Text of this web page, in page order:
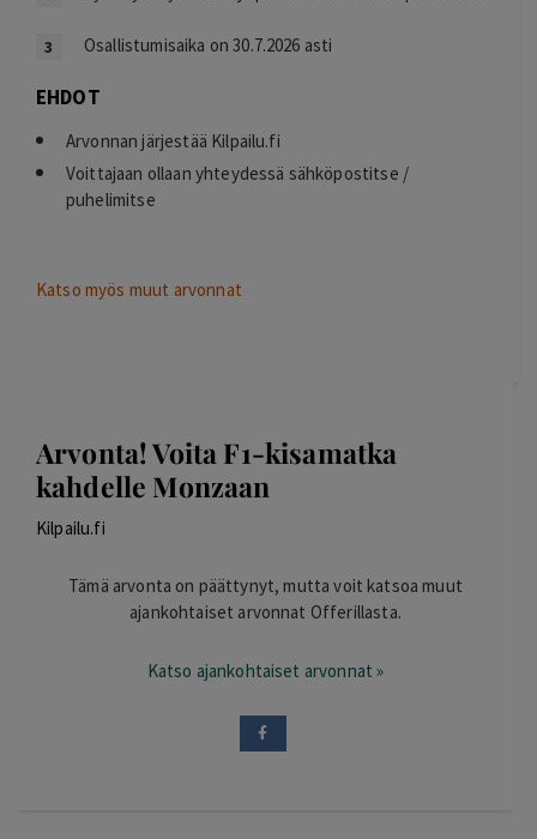
Osallistumisaika on 30.7.2026 asti
EHDOT
Arvonnan järjestää Kilpailu.fi
Voittajaan ollaan yhteydessä sähköpostitse /
puhelimitse
Katso myös muut arvonnat
Arvonta! Voita F1-kisamatka
kahdelle Monzaan
Kilpailu.fi
Tämä arvonta on päättynyt, mutta voit katsoa muut
ajankohtaiset arvonnat Offerillasta.
Katso ajankohtaiset arvonnat »